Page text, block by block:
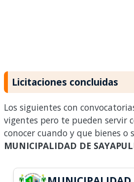
Licitaciones concluidas
Los siguientes con
vigentes pero te pueden servir
conocer cuando y que bienes o
MUNICIPALIDAD DE